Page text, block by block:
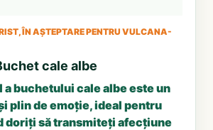
ÎN AȘTEPTARE PENTRU VULCANA-
cale albe
a buchetului cale albe este un
plin de emoție, ideal pentru
doriți să transmiteți afecțiune